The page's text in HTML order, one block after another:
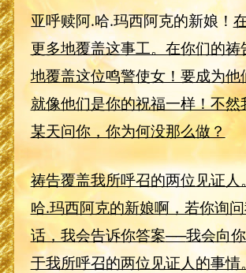
亚呼赎阿.哈.玛西阿克的新娘！
更多地覆盖这事工。在你们的祷
地覆盖这位鸣警使女！要成为他
就像他们是你的祝福一样！不然
某天问你，你为何没那么做？
祷告覆盖我所呼召的两位见证人
哈.玛西阿克的新娘啊，若你询
话，我会告诉你答案──我会向
于我所呼召的两位见证人的事情